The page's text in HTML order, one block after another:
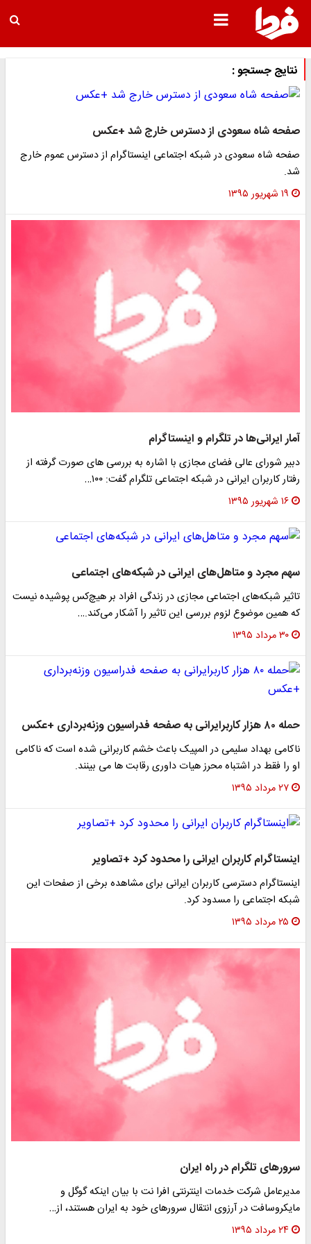
نتایج جستجو :
صفحه شاه سعودی از دسترس خارج شد +عکس
صفحه شاه سعودی در شبکه اجتماعی اینستاگرام از دسترس عموم خارج
شد.
۱۹ شهریور ۱۳۹۵
آمار ایرانی‌ها در تلگرام و اینستاگرام
دبیر شورای عالی فضای مجازی با اشاره به بررسی های صورت گرفته از
رفتار کاربران ایرانی در شبکه اجتماعی تلگرام گفت: ۱۰۰…
۱۶ شهریور ۱۳۹۵
سهم مجرد و متاهل‌های ایرانی‌ در شبکه‌های اجتماعی
تاثیر شبکه‌های اجتماعی مجازی در زندگی افراد بر هیچ‌کس پوشیده نیست
که همین موضوع لزوم بررسی این تاثیر را آشکار می‌کند.…
۳۰ مرداد ۱۳۹۵
حمله ۸۰ هزار کاربرایرانی به صفحه فدراسیون وزنه‌برداری +عکس
ناکامی بهداد سلیمی در المپیک باعث خشم کاربرانی شده است که ناکامی
او را فقط در اشتباه محرز هیات داوری رقابت ها می بینند.
۲۷ مرداد ۱۳۹۵
اینستاگرام کاربران ایرانی را محدود کرد +تصاویر
اینستاگرام دسترسی کاربران ایرانی برای مشاهده برخی از صفحات این
شبکه اجتماعی را مسدود کرد.
۲۵ مرداد ۱۳۹۵
سرورهای تلگرام در راه ایران
مدیرعامل شرکت خدمات اینترنتی افرا نت با بیان اینکه گوگل و
مایکروسافت در آرزوی انتقال سرورهای خود به ایران هستند، از…
۲۴ مرداد ۱۳۹۵